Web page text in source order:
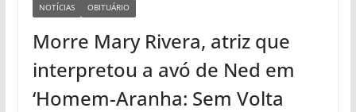
NOTÍCIAS OBITUÁRIO
Morre Mary Rivera, atriz que
interpretou a avó de Ned em
‘Homem-Aranha: Sem Volta